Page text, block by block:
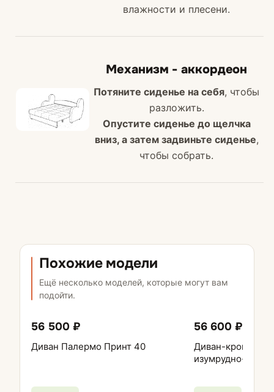
влажности и плесени.
Механизм - аккордеон
Потяните сиденье на себя, чтобы
разложить.
Опустите сиденье до щелчка
вниз, а затем задвиньте сиденье,
чтобы собрать.
Похожие модели
Ещё несколько моделей, которые могут вам
подойти.
56 500 ₽
Диван Палермо Принт 40
56 600 ₽
Диван-кровать
изумрудно-